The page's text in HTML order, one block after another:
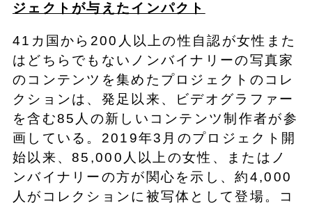
ジェクトが与えたインパクト
41カ国から200人以上の性自認が女性また
はどちらでもないノンバイナリーの写真家
のコンテンツを集めたプロジェクトのコレ
クションは、発足以来、ビデオグラファー
を含む85人の新しいコンテンツ制作者が参
画している。2019年3月のプロジェクト開
始以来、85,000人以上の女性、またはノ
ンバイナリーの方が関心を示し、約4,000
人がコレクションに被写体として登場。コ